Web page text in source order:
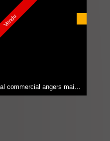
Vendu
Local commercial angers maine et loire